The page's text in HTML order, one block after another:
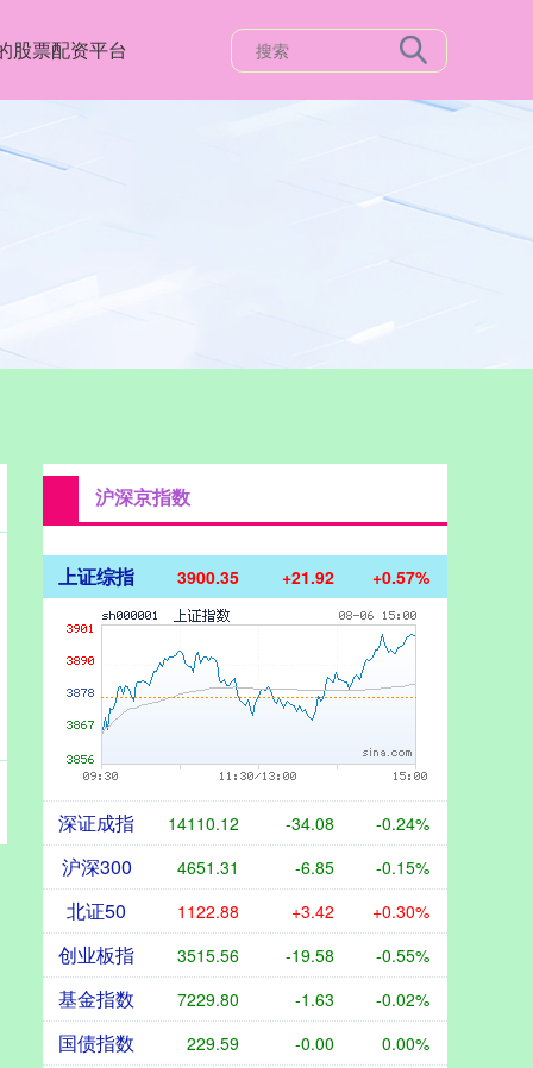
股票配资平台
沪深京指数
上证综指 3900.35 +21.92 +0.57%
深证成指 14110.12 -34.08 -0.24%
沪深300 4651.31 -6.85 -0.15%
北证50 1122.88 +3.42 +0.30%
创业板指 3515.56 -19.58 -0.55%
基金指数 7229.80 -1.63 -0.02%
国债指数 229.59 -0.00 0.00%